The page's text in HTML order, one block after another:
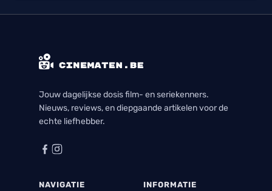
Jouw dagelijkse dosis film- en seriekenners.
Nieuws, reviews, en diepgaande artikelen voor de
echte liefhebber.
NAVIGATIE INFORMATIE